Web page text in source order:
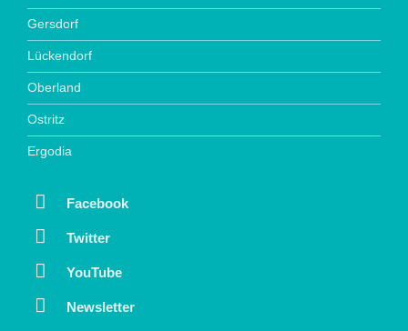
Gersdorf
Lückendorf
Oberland
Ostritz
Ergodia
Facebook
Twitter
YouTube
Newsletter